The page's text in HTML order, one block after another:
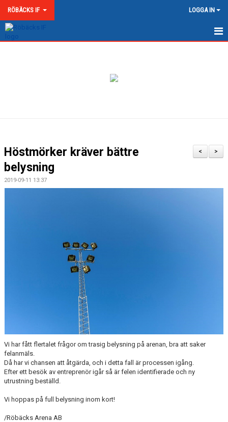
RÖBÄCKS IF LOGGA IN
MATCHER
MEDLEMSKAP & AVGIFTER
>
<
Höstmörker kräver bättre
belysning
2019-09-11 13:37
Vi har fått flertalet frågor om trasig belysning på arenan, bra att saker
felanmäls.
Då har vi chansen att åtgärda, och i detta fall är processen igång.
Efter ett besök av entreprenör igår så är felen identifierade och ny
utrustning beställd.
Vi hoppas på full belysning inom kort!
/Röbäcks Arena AB